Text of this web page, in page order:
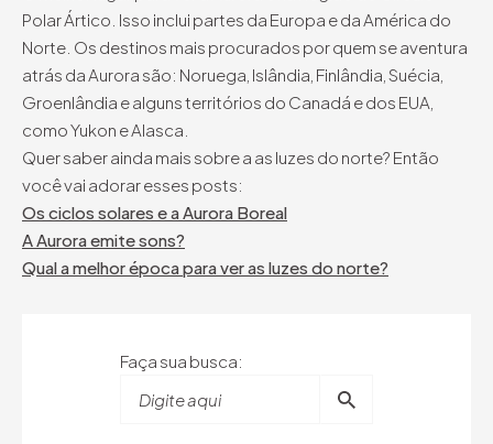
Polar Ártico. Isso inclui partes da Europa e da América do
Norte. Os destinos mais procurados por quem se aventura
atrás da Aurora são: Noruega, Islândia, Finlândia, Suécia,
Groenlândia e alguns territórios do Canadá e dos EUA,
como Yukon e Alasca.
Quer saber ainda mais sobre a as luzes do norte? Então
você vai adorar esses posts:
Os ciclos solares e a Aurora Boreal
A Aurora emite sons?
Qual a melhor época para ver as luzes do norte?
Faça sua busca: